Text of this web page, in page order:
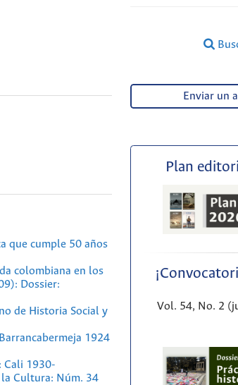
que cumple 50 años
colombiana en los
Dossier:
de Historia Social y
1924
Cali 1930-
Cultura: Núm. 34
Enviar un
Plan
Vol. 54, No. 2